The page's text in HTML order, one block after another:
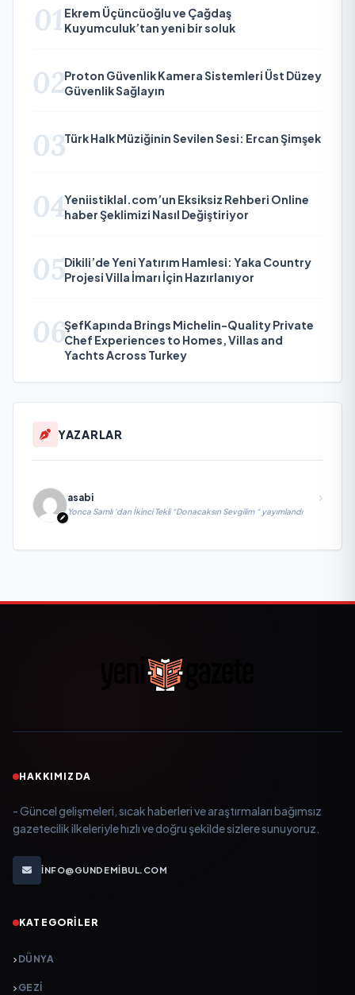
01 Ekrem Üçüncüoğlu ve Çağdaş
Kuyumculuk’tan yeni bir soluk
02Proton Güvenlik Kamera Sistemleri Üst Düzey
Güvenlik Sağlayın
03Türk Halk Müziğinin Sevilen Sesi: Ercan Şimşek
04Yeniistiklal.com’un Eksiksiz Rehberi Online
haber Şeklimizi Nasıl Değiştiriyor
05Dikili’de Yeni Yatırım Hamlesi: Yaka Country
Projesi Villa İmarı İçin Hazırlanıyor
06ŞefKapında Brings Michelin-Quality Private
Chef Experiences to Homes, Villas and
Yachts Across Turkey
YAZARLAR
asabi
Yonca Samlı ‘dan İkinci Tekli “Donacaksın Sevgilim “ yayımlandı
HAKKIMIZDA
- Güncel gelişmeleri, sıcak haberleri ve araştırmaları bağımsız
gazetecilik ilkeleriyle hızlı ve doğru şekilde sizlere sunuyoruz.
INFO@GUNDEMIBUL.COM
KATEGORILER
DÜNYA
GEZI